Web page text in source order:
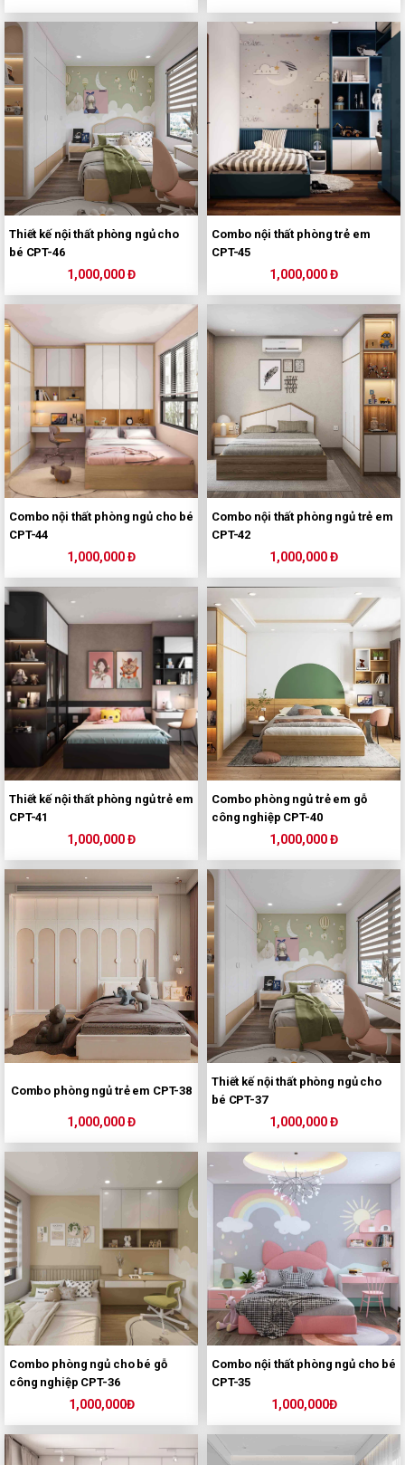
Thiết kế nội thất phòng ngủ cho
bé CPT-46
1,000,000 Đ
Combo nội thất phòng trẻ em
CPT-45
1,000,000 Đ
Combo nội thất phòng ngủ cho bé
CPT-44
1,000,000 Đ
Combo nội thất phòng ngủ trẻ em
CPT-42
1,000,000 Đ
Thiết kế nội thất phòng ngủ trẻ em
CPT-41
1,000,000 Đ
Combo phòng ngủ trẻ em gỗ
công nghiệp CPT-40
1,000,000 Đ
Combo phòng ngủ trẻ em CPT-38
1,000,000 Đ
Thiết kế nội thất phòng ngủ cho
bé CPT-37
1,000,000 Đ
Combo phòng ngủ cho bé gỗ
công nghiệp CPT-36
1,000,000Đ
Combo nội thất phòng ngủ cho bé
CPT-35
1,000,000Đ